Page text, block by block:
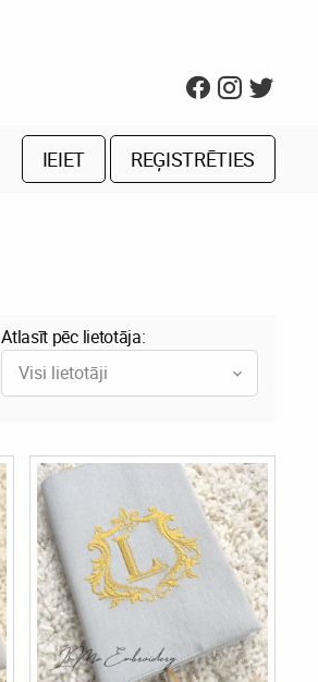
IEIET REĢISTRĒTIES
Atlasīt pēc lietotāja:
Visi lietotāji